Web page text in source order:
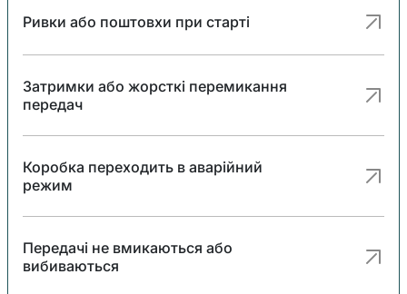
Ривки або поштовхи при старті
Затримки або жорсткі перемикання
передач
Коробка переходить в аварійний
режим
Передачі не вмикаються або
вибиваються